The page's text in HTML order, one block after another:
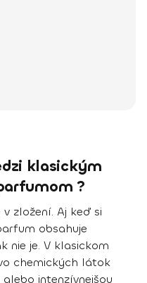
klasickým
?
v zložení. Aj keď si
obsahuje
nie je. V klasickom
chemických látok
intenzívnejšou